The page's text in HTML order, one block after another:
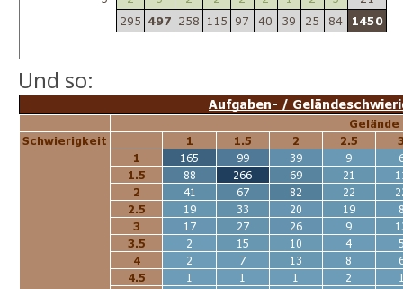
Und so: